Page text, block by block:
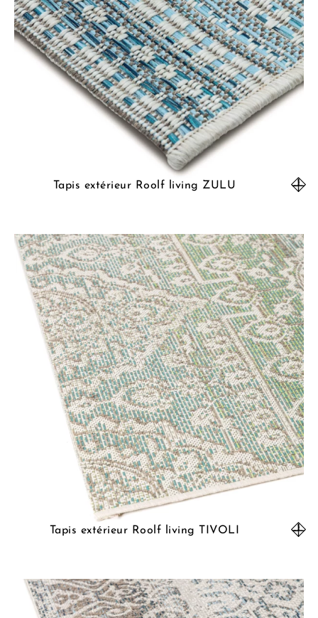
Tapis extérieur Roolf living ZULU
Tapis extérieur Roolf living TIVOLI